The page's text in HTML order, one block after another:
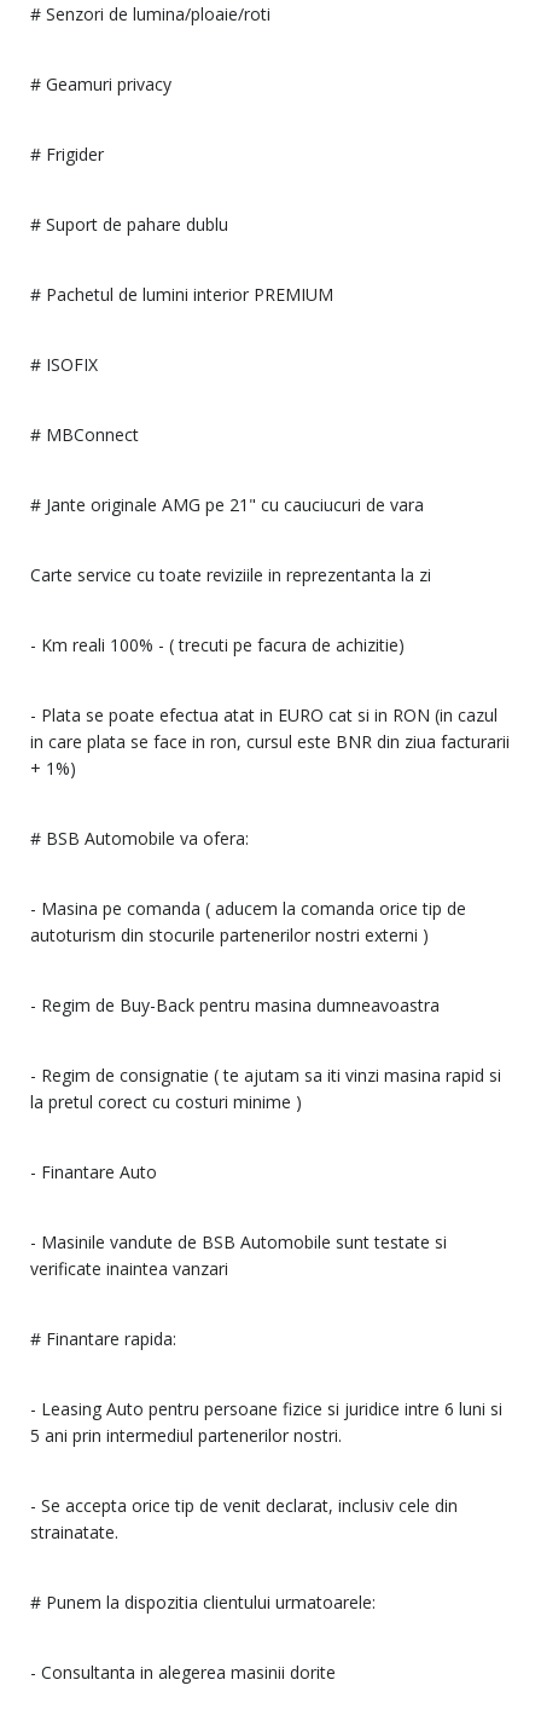
# Senzori de lumina/ploaie/roti
# Geamuri privacy
# Frigider
# Suport de pahare dublu
# Pachetul de lumini interior PREMIUM
# ISOFIX
# MBConnect
# Jante originale AMG pe 21" cu cauciucuri de vara
Carte service cu toate reviziile in reprezentanta la zi
- Km reali 100% - ( trecuti pe facura de achizitie)
- Plata se poate efectua atat in EURO cat si in RON (in cazul
in care plata se face in ron, cursul este BNR din ziua facturarii
+ 1%)
# BSB Automobile va ofera:
- Masina pe comanda ( aducem la comanda orice tip de
autoturism din stocurile partenerilor nostri externi )
- Regim de Buy-Back pentru masina dumneavoastra
- Regim de consignatie ( te ajutam sa iti vinzi masina rapid si
la pretul corect cu costuri minime )
- Finantare Auto
- Masinile vandute de BSB Automobile sunt testate si
verificate inaintea vanzari
# Finantare rapida:
- Leasing Auto pentru persoane fizice si juridice intre 6 luni si
5 ani prin intermediul partenerilor nostri.
- Se accepta orice tip de venit declarat, inclusiv cele din
strainatate.
# Punem la dispozitia clientului urmatoarele:
- Consultanta in alegerea masinii dorite